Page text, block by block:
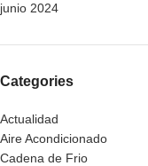
junio 2024
Categories
Actualidad
Aire Acondicionado
Cadena de Frio